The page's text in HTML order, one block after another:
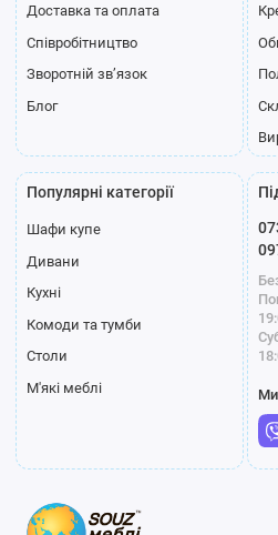
Доставка та оплата
Співробітництво
Зворотній зв’язок
Блог
Популярні категорії
Шафи купе
Дивани
Кухні
Комоди та тумби
Столи
М'які меблі